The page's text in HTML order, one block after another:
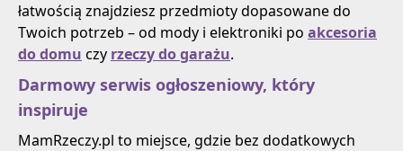
łatwością znajdziesz przedmioty dopasowane do
Twoich potrzeb – od mody i elektroniki po akcesoria
do domu czy rzeczy do garażu.
Darmowy serwis ogłoszeniowy, który
inspiruje
MamRzeczy.pl to miejsce, gdzie bez dodatkowych